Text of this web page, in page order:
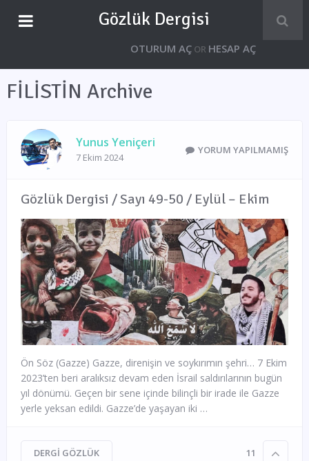
Gözlük Dergisi
OTURUM AÇOR HESAP AÇ
FİLİSTİN Archive
Yunus Yeniçeri
7 Ekim 2024
YORUM YAPILMAMIŞ
Gözlük Dergisi / Sayı 49-50 / Eylül – Ekim
Ön Söz (Gazze) Gazze, direnişin ve soykırımın şehri… 7 Ekim
2023’ten beri aralıksız devam eden İsrail saldırılarının bugün
yıl dönümü. Geçen bir sene içinde bilinçli bir irade ile Gazze
yerle yeksan edildi. Gazze’de yaşayan iki …
DERGI GÖZLÜK 11